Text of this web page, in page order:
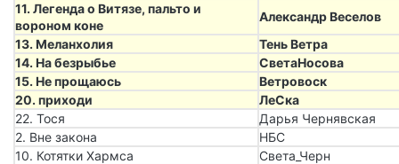
11. Легенда о Витязе, пальто и
вороном коне
Александр Веселов
13. Меланхолия
Тень Ветра
14. На безрыбье
СветаНосова
15. Не прощаюсь
Ветровоск
20. приходи
ЛеСка
22. Тося
Дарья Чернявская
2. Вне закона
НБС
10. Котятки Хармса
Света_Черн